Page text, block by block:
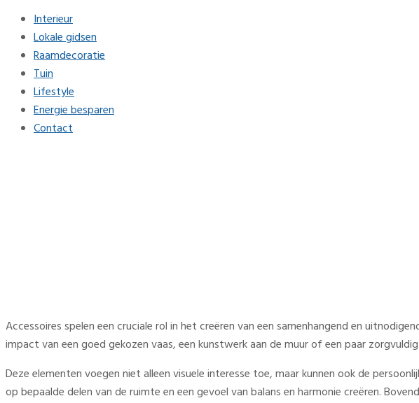
Interieur
Lokale gidsen
Raamdecoratie
Tuin
Lifestyle
Energie besparen
Contact
Accessoires spelen een cruciale rol in het creëren van een samenhangend en
impact van een goed gekozen vaas, een kunstwerk aan de muur of een paar
Deze elementen voegen niet alleen visuele interesse toe, maar kunnen ook de
op bepaalde delen van de ruimte en een gevoel van balans en harmonie creëren.